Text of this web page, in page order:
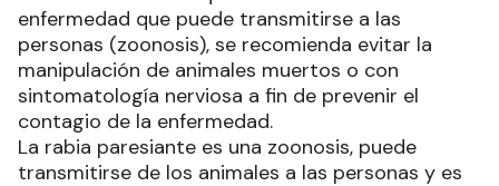
enfermedad que puede transmitirse a las
personas (zoonosis), se recomienda evitar la
manipulación de animales muertos o con
sintomatología nerviosa a fin de prevenir el
contagio de la enfermedad.
La rabia paresiante es una zoonosis, puede
transmitirse de los animales a las personas y es